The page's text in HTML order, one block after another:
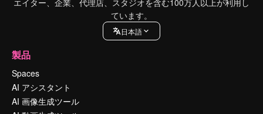
エイター、企業、代理店、スタジオを含む100万人以上が利用し
ています。
日本語
製品
Spaces
AI アシスタント
AI 画像生成ツール